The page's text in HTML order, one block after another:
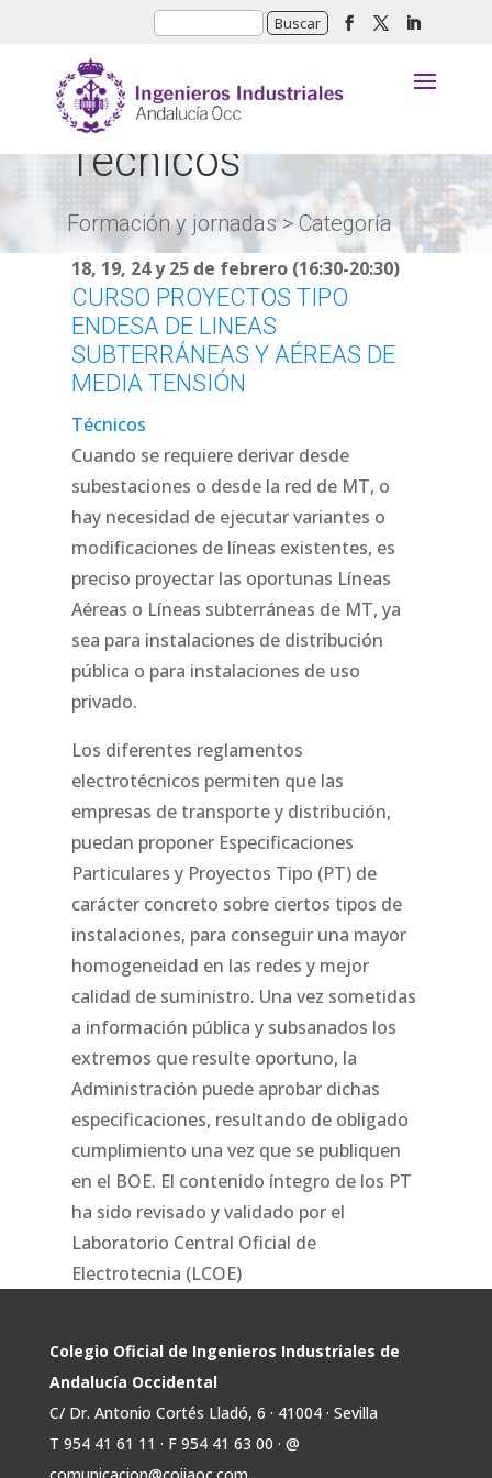
Técnicos
Formación y jornadas > Categoría
18, 19, 24 y 25 de febrero (16:30-20:30)
CURSO PROYECTOS TIPO
ENDESA DE LINEAS
SUBTERRÁNEAS Y AÉREAS DE
MEDIA TENSIÓN
Técnicos
Cuando se requiere derivar desde
subestaciones o desde la red de MT, o
hay necesidad de ejecutar variantes o
modificaciones de líneas existentes, es
preciso proyectar las oportunas Líneas
Aéreas o Líneas subterráneas de MT, ya
sea para instalaciones de distribución
pública o para instalaciones de uso
privado.
Los diferentes reglamentos
electrotécnicos permiten que las
empresas de transporte y distribución,
puedan proponer Especificaciones
Particulares y Proyectos Tipo (PT) de
carácter concreto sobre ciertos tipos de
instalaciones, para conseguir una mayor
homogeneidad en las redes y mejor
calidad de suministro. Una vez sometidas
a información pública y subsanados los
extremos que resulte oportuno, la
Administración puede aprobar dichas
especificaciones, resultando de obligado
cumplimiento una vez que se publiquen
en el BOE. El contenido íntegro de los PT
ha sido revisado y validado por el
Laboratorio Central Oficial de
Electrotecnia (LCOE)
Colegio Oficial de Ingenieros Industriales de
Andalucía Occidental
C/ Dr. Antonio Cortés Lladó, 6 · 41004 · Sevilla
T 954 41 61 11 · F 954 41 63 00 · @